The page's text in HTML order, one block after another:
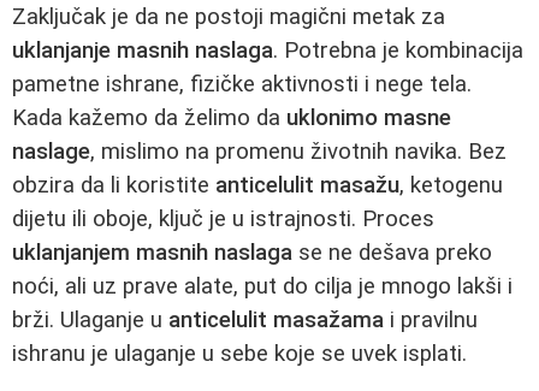
Zaključak je da ne postoji magični metak za
uklanjanje masnih naslaga. Potrebna je kombinacija
pametne ishrane, fizičke aktivnosti i nege tela.
Kada kažemo da želimo da uklonimo masne
naslage, mislimo na promenu životnih navika. Bez
obzira da li koristite anticelulit masažu, ketogenu
dijetu ili oboje, ključ je u istrajnosti. Proces
uklanjanjem masnih naslaga se ne dešava preko
noći, ali uz prave alate, put do cilja je mnogo lakši i
brži. Ulaganje u anticelulit masažama i pravilnu
ishranu je ulaganje u sebe koje se uvek isplati.